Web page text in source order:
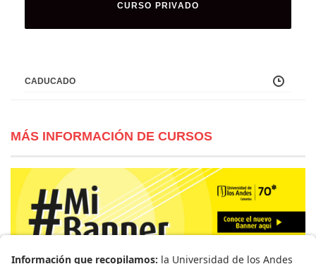
CURSO PRIVADO
CADUCADO
MÁS INFORMACIÓN DE CURSOS